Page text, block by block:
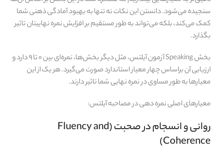
سنجیده می‌شود. دانستن این نکات نه‌ تنها به بهبود آمادگی ذهنی شما
کمک می‌کند، بلکه می‌تواند به طور مستقیم بر افزایش نمره نهاییتان تاثیر
بگذارد.
بخش Speaking آزمون آیلتس، مثل دیگر بخش‌ها، نمره‌ای بین ۰ تا ۹ دارد و
ارزیابی آن براساس چهار معیار استاندارد صورت می‌گیرد. هر یک از این
معیارها به‌ طور مساوی در نمره نهایی شما تاثیر دارند.
معیارهای اصلی نمره‌ دهی در مصاحبه آیلتس:
روانی و انسجام در صحبت (Fluency and
Coherence)